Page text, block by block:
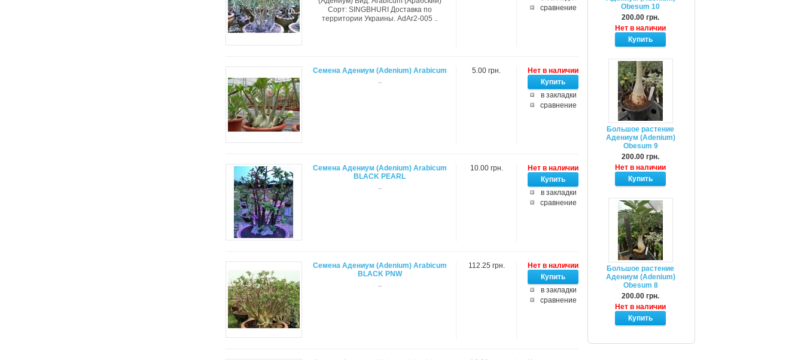
Obesum 10
200.00 грн.
Нет в наличии
Большое растение
Адениум (Adenium)
Obesum 9
200.00 грн.
Нет в наличии
Большое растение
Адениум (Adenium)
Obesum 8
200.00 грн.
Нет в наличии
сравнение
Сорт: SINGBHURI Доставка по
территории Украины. AdAr2-005 ..
Нет в наличии
в закладки
сравнение
5.00 грн.
Семена Адениум (Adenium) Arabicum
..
Нет в наличии
в закладки
сравнение
10.00 грн.
Семена Адениум (Adenium) Arabicum
BLACK PEARL
..
Нет в наличии
в закладки
сравнение
112.25 грн.
Семена Адениум (Adenium) Arabicum
BLACK PNW
..